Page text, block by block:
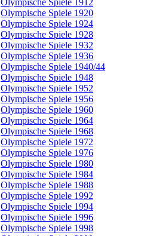
Olympische Spiele 1912
Olympische Spiele 1920
Olympische Spiele 1924
Olympische Spiele 1928
Olympische Spiele 1932
Olympische Spiele 1936
Olympische Spiele 1940/44
Olympische Spiele 1948
Olympische Spiele 1952
Olympische Spiele 1956
Olympische Spiele 1960
Olympische Spiele 1964
Olympische Spiele 1968
Olympische Spiele 1972
Olympische Spiele 1976
Olympische Spiele 1980
Olympische Spiele 1984
Olympische Spiele 1988
Olympische Spiele 1992
Olympische Spiele 1994
Olympische Spiele 1996
Olympische Spiele 1998